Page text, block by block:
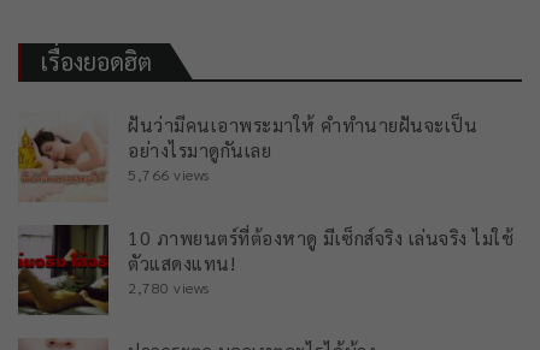
เรื่องยอดฮิต
ฝันว่ามีคนเอาพระมาให้ คำทำนายฝันจะเป็น
อย่างไรมาดูกันเลย
5,766 views
10 ภาพยนตร์ที่ต้องหาดู มีเซ็กส์จริง เล่นจริง ไม่ใช้
ตัวแสดงแทน!
2,780 views